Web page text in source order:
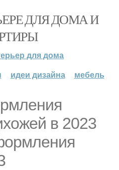
ДЛЯ ДОМА И
для дома
идеи дизайна мебель
в 2023